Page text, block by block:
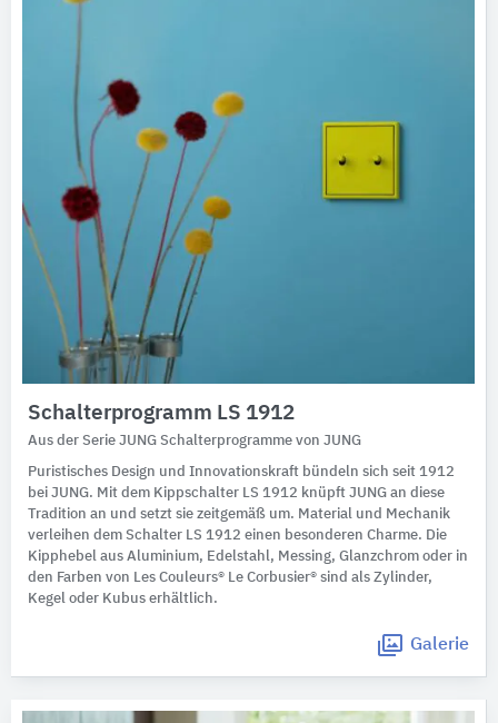
Schalterprogramm LS 1912
Aus der Serie JUNG Schalterprogramme von JUNG
Puristisches Design und Innovationskraft bündeln sich seit 1912
bei JUNG. Mit dem Kippschalter LS 1912 knüpft JUNG an diese
Tradition an und setzt sie zeitgemäß um. Material und Mechanik
verleihen dem Schalter LS 1912 einen besonderen Charme. Die
Kipphebel aus Aluminium, Edelstahl, Messing, Glanzchrom oder in
den Farben von Les Couleurs® Le Corbusier® sind als Zylinder,
Kegel oder Kubus erhältlich.
Galerie